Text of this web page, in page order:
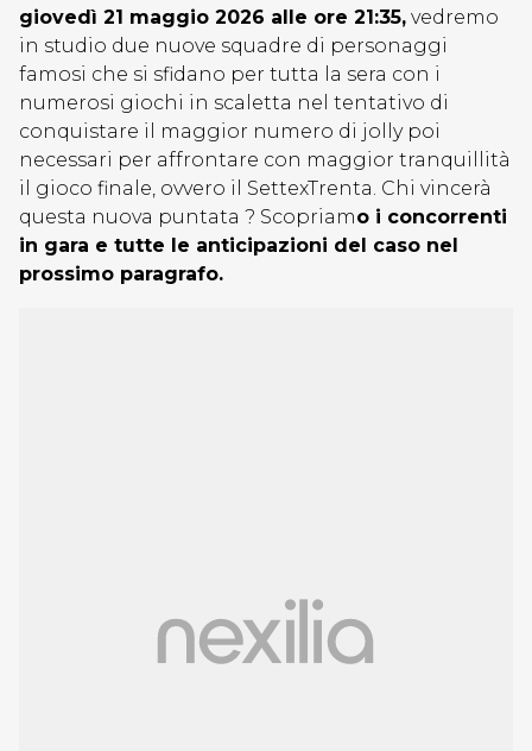
giovedì 21 maggio 2026 alle ore 21:35, vedremo
in studio due nuove squadre di personaggi
famosi che si sfidano per tutta la sera con i
numerosi giochi in scaletta nel tentativo di
conquistare il maggior numero di jolly poi
necessari per affrontare con maggior tranquillità
il gioco finale, ovvero il SettexTrenta. Chi vincerà
questa nuova puntata ? Scopriamo i concorrenti
in gara e tutte le anticipazioni del caso nel
prossimo paragrafo.